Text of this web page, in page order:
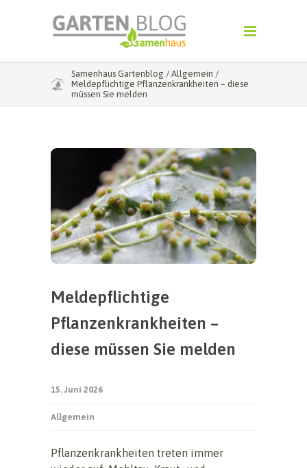
Samenhaus Gartenblog / Allgemein /
Meldepflichtige Pflanzenkrankheiten – diese
müssen Sie melden
Meldepflichtige
Pflanzenkrankheiten –
diese müssen Sie melden
15. Juni 2026
Allgemein
Pflanzenkrankheiten treten immer